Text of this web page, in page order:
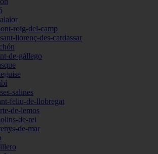
roig-del-camp
llorenç-des-cardassar
de-gállego
salines
feliu-de-llobregat
de-lemos
de-rei
de-mar